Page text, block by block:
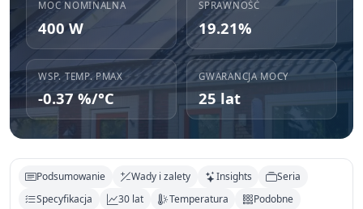
MOC NOMINALNA
400 W
SPRAWNOŚĆ
19.21%
WSP. TEMP. PMAX
-0.37 %/°C
GWARANCJA MOCY
25 lat
Podsumowanie Wady i zalety Insights
Seria
Specyfikacja
30 lat Temperatura
Podobne